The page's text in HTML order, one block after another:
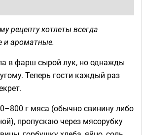
рецепту котлеты всегда
и ароматные.
в фарш сырой лук, но однажды
Теперь гости каждый раз
г мяса (обычно свинину либо
пропускаю через мясорубку